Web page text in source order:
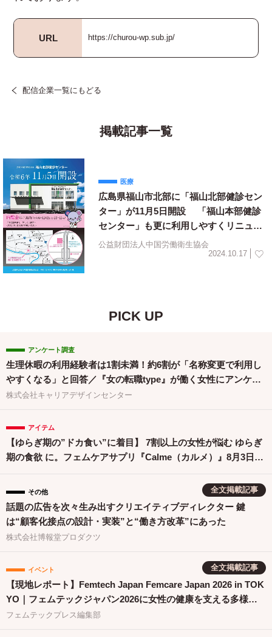
URL https://churou-wp.sub.jp/
配信企業一覧にもどる
掲載記事一覧
医療
広島県福山市北部に「福山北部健診セン
ター」が11月5日開設 「福山本部健診
センター」も更に利用しやすくリニュー
アル
公益財団法人中国労働衛生協会
2024.10.17
PICK UP
アンケート調査
生理休暇の利用経験者は1割未満！約6割が「名称変更で利用し
やすくなる」と回答／『女の転職type』が働く女性にアンケー
ト【第134回】
株式会社キャリアデザインセンター
アイテム
【ゆらぎ期の”ドカ食い”に着目】 7割以上の女性が悩む ゆらぎ
期の食欲 に。フェムケアサプリ『Calme（カルメ）』8月3日新
全文掲載記事
その他
話題の広告を次々生み出すクリエイティブディレクター 鍵
は“顧客化接点の設計・実装”と“働き方改革”にあった
株式会社博報堂プロダクツ
全文掲載記事
イベント
【現地レポート】Femtech Japan Femcare Japan 2026 in TOK
YO｜フェムテックジャパン2026に女性の健康を支える多様な
取り組みが集結
フェムテックプレス編集部